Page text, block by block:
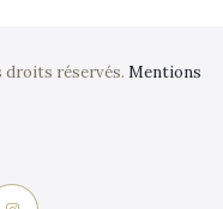
droits réservés. Mentions